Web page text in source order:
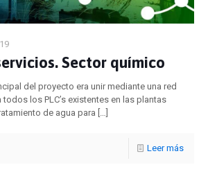
Sector químico
del proyecto era unir mediante una red
los PLC’s existentes en las plantas
de agua para […]
Leer más